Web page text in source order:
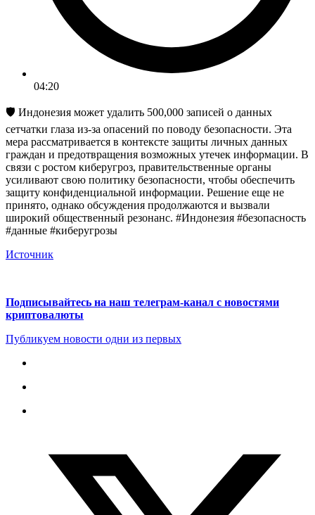
04:20
🛡️ Индонезия может удалить 500,000 записей о данных
сетчатки глаза из-за опасений по поводу безопасности. Эта
мера рассматривается в контексте защиты личных данных
граждан и предотвращения возможных утечек информации. В
связи с ростом киберугроз, правительственные органы
усиливают свою политику безопасности, чтобы обеспечить
защиту конфиденциальной информации. Решение еще не
принято, однако обсуждения продолжаются и вызвали
широкий общественный резонанс. #Индонезия #безопасность
#данные #киберугрозы
Источник
Подписывайтесь на наш телеграм-канал с новостями
криптовалюты
Публикуем новости одни из первых